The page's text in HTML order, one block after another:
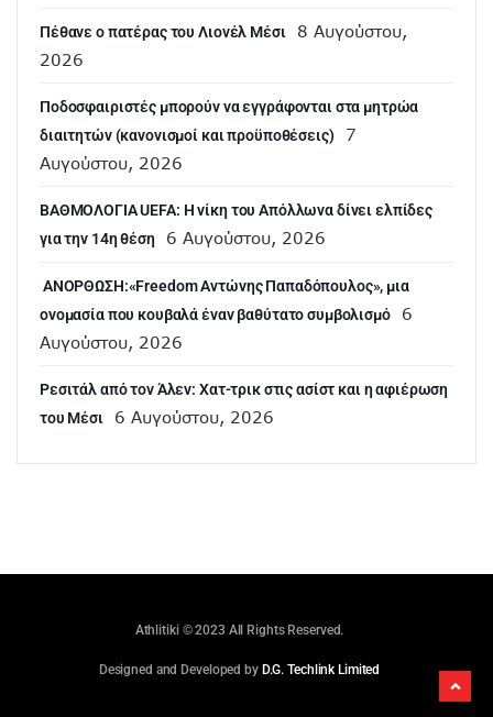
Πέθανε ο πατέρας του Λιονέλ Μέσι
8 Αυγούστου,
2026
Ποδοσφαιριστές μπορούν να εγγράφονται στα μητρώα
διαιτητών (κανονισμοί και προϋποθέσεις)
7
Αυγούστου, 2026
ΒΑΘΜΟΛΟΓΙΑ UEFA: Η νίκη του Απόλλωνα δίνει ελπίδες
για την 14η θέση
6 Αυγούστου, 2026
ANOΡΘΩΣΗ:«Freedom Αντώνης Παπαδόπουλος», μια
ονομασία που κουβαλά έναν βαθύτατο συμβολισμό
6
Αυγούστου, 2026
Ρεσιτάλ από τον Άλεν: Χατ-τρικ στις ασίστ και η αφιέρωση
του Μέσι
6 Αυγούστου, 2026
Athlitiki © 2023 All Rights Reserved.
Designed and Developed by D.G. Techlink Limited